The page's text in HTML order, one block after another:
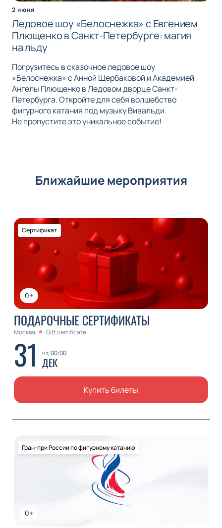
2 июня
Ледовое шоу «Белоснежка» с Евгением
Плющенко в Санкт-Петербурге: магия
на льду
Погрузитесь в сказочное ледовое шоу
«Белоснежка» с Анной Щербаковой и Академией
Ангелы Плющенко в Ледовом дворце Санкт-
Петербурга. Откройте для себя волшебство
фигурного катания под музыку Вивальди.
Не пропустите это уникальное событие!
Ближайшие мероприятия
0+
Сертификат
ПОДАРОЧНЫЕ СЕРТИФИКАТЫ
Москва Gift certificate
31 чт, 00:00
ДЕК
Купить билеты
0+
Гран-при России по фигурному катанию